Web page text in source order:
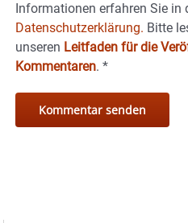
Informationen erfahren Sie in
Datenschutzerklärung. Bitte
unseren Leitfaden für die
Kommentaren. *